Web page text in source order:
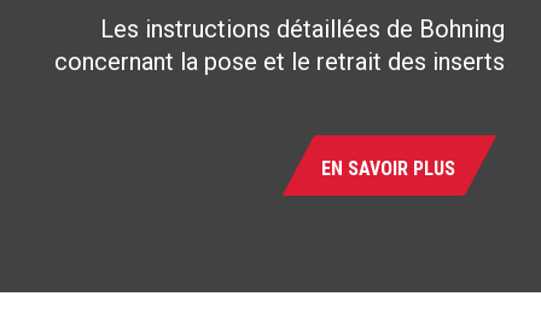
Les instructions détaillées de Bohning
concernant la pose et le retrait des inserts
EN SAVOIR PLUS